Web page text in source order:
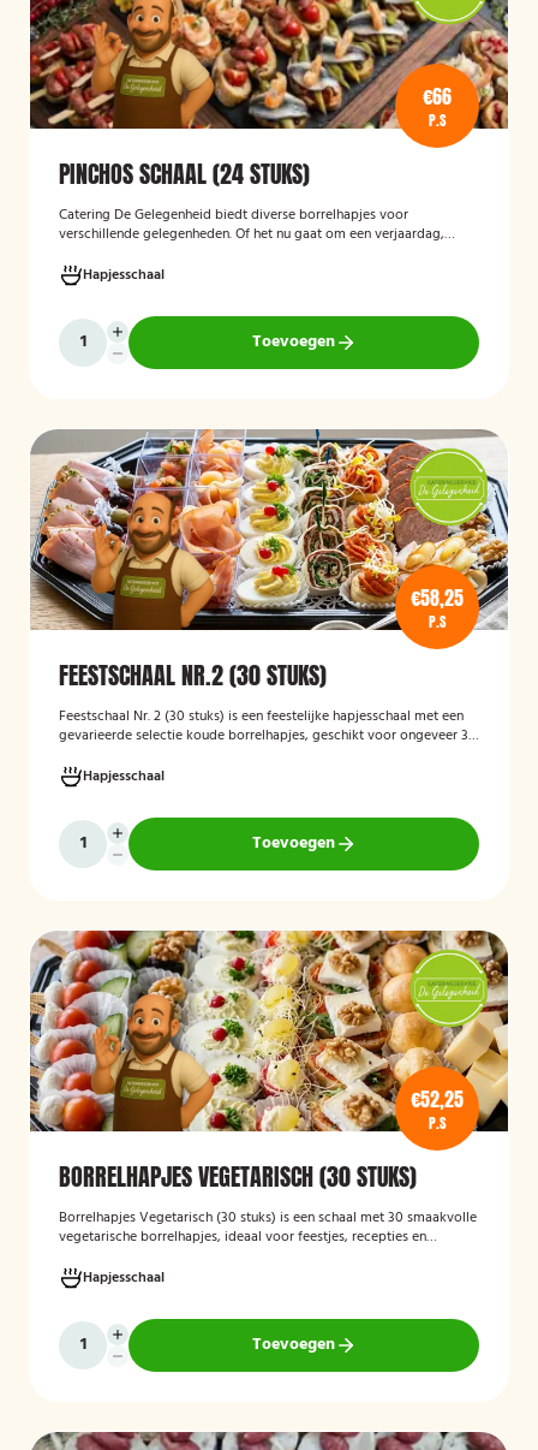
€66
P.S
PINCHOS SCHAAL (24 STUKS)
Catering De Gelegenheid biedt diverse borrelhapjes voor
verschillende gelegenheden. Of het nu gaat om een verjaardag,
Hieronder ziet u een selectie uit ons aanbod. De Poncho's schaal is
geschikt voor maximaal 6 personen
Hapjesschaal
Toevoegen
€58,25
P.S
FEESTSCHAAL NR.2 (30 STUKS)
Feestschaal Nr. 2 (30 stuks) is een feestelijke hapjesschaal met een
gevarieerde selectie koude borrelhapjes, geschikt voor ongeveer 30
feestelijke gelegenheden en biedt een gemakkelijke, kant-en-klare
oplossing voor het serveren van smakelijke hapjes aan uw gasten.
Hapjesschaal
Toevoegen
€52,25
P.S
BORRELHAPJES VEGETARISCH (30 STUKS)
Borrelhapjes Vegetarisch (30 stuks) is een schaal met 30 smaakvolle
vegetarische borrelhapjes, ideaal voor feestjes, recepties en
selectie die geschikt is voor vegetariërs, zodat gasten kunnen
genieten van een feestelijke en veelzijdige borrelervaring.
Hapjesschaal
Toevoegen